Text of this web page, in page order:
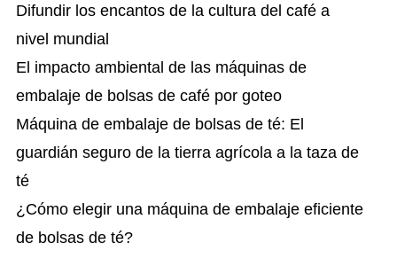
Difundir los encantos de la cultura del café a
nivel mundial
El impacto ambiental de las máquinas de
embalaje de bolsas de café por goteo
Máquina de embalaje de bolsas de té: El
guardián seguro de la tierra agrícola a la taza de
té
¿Cómo elegir una máquina de embalaje eficiente
de bolsas de té?